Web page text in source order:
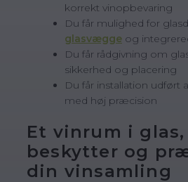
korrekt vinopbevaring
Du får mulighed for
glasvægge og
Du får rådgivning om
sikkerhed og placering
Du får installation udført
med høj præcision
Et vinrum i
beskytter og
din vinsamling